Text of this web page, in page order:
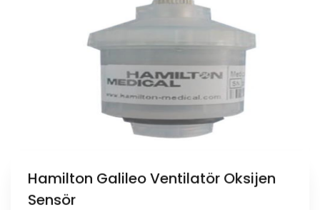
Hamilton Galileo Ventilatör Oksijen
Sensör